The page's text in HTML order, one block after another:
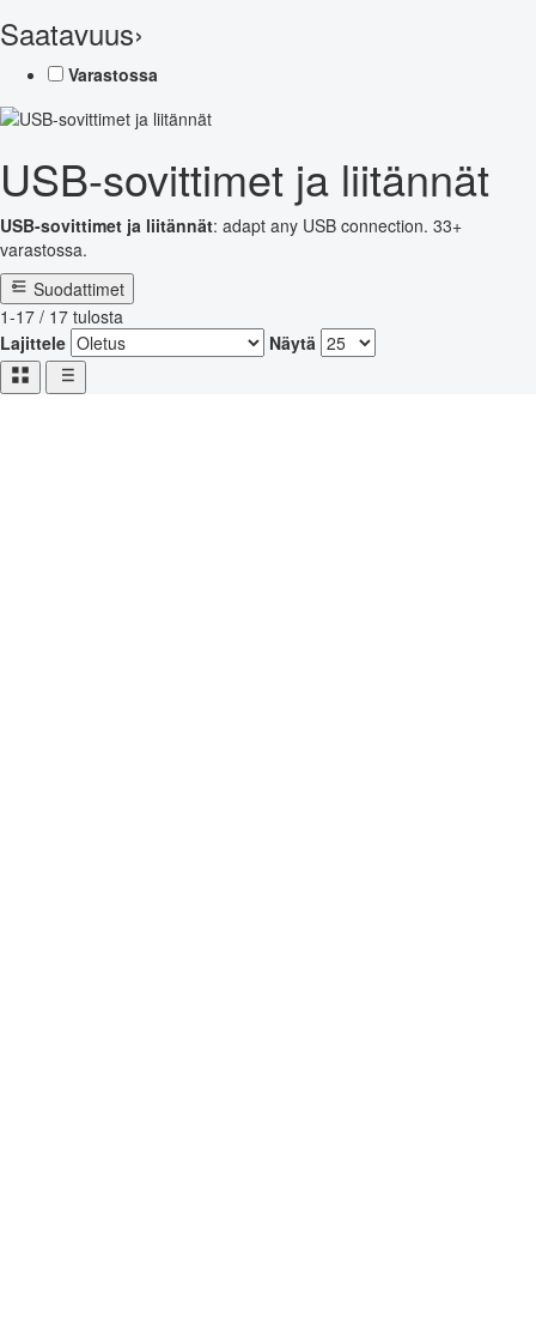
Saatavuus›
Varastossa
USB-sovittimet ja liitännät
USB-sovittimet ja liitännät: adapt any USB connection. 33+
varastossa.
Suodattimet
1-17 / 17 tulosta
Lajittele
Näytä